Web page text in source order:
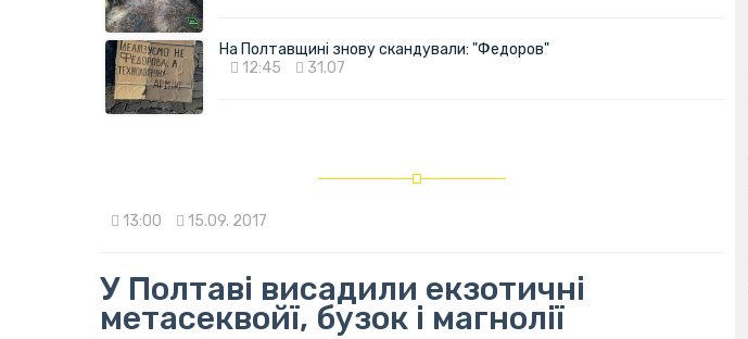
На Полтавщині знову скандували: "Федоров"
12:45
31.07
13:00 15.09. 2017
У Полтаві висадили екзотичні
метасеквойї, бузок і магнолії